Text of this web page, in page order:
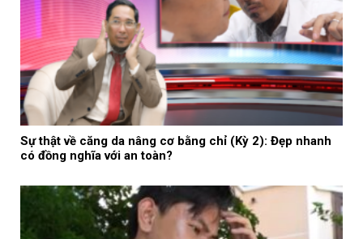
Sự thật về căng da nâng cơ bằng chỉ (Kỳ 2): Đẹp nhanh
có đồng nghĩa với an toàn?